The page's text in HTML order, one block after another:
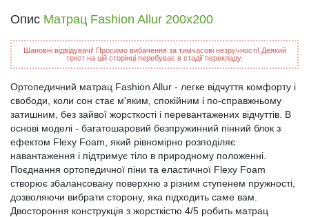
Опис Матрац Fashion Allur 200x200
Шановні відвідувачі! Просимо вибачення за тимчасові незручності! Деякий
текст на цій сторінці перебуває в стадії перекладу.
Ортопедичний матрац Fashion Allur - легке відчуття комфорту і
свободи, коли сон стає м'яким, спокійним і по-справжньому
затишним, без зайвої жорсткості і перевантажених відчуттів. В
основі моделі - багатошаровий безпружинний пінний блок з
ефектом Flexy Foam, який рівномірно розподіляє
навантаження і підтримує тіло в природному положенні.
Поєднання ортопедичної піни та еластичної Flexy Foam
створює збалансовану поверхню з різним ступенем пружності,
дозволяючи вибрати сторону, яка підходить саме вам.
Двостороння конструкція з жорсткістю 4/5 робить матрац